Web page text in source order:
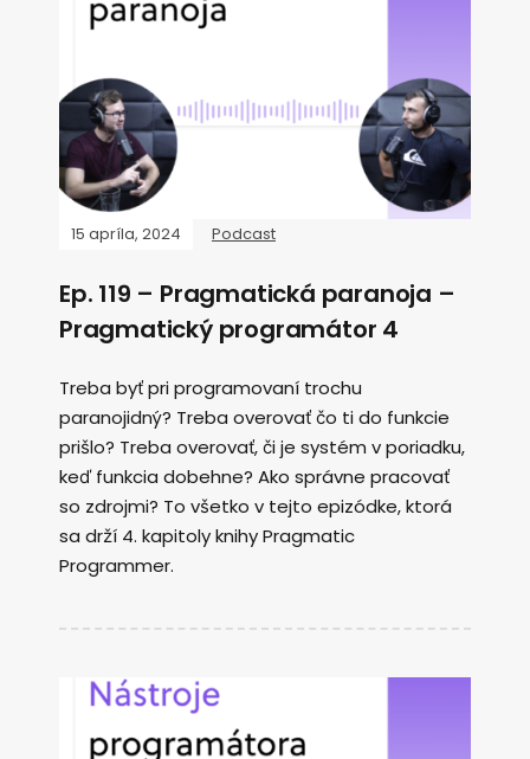
15 apríla, 2024 Podcast
Ep. 119 – Pragmatická paranoja –
Pragmatický programátor 4
Treba byť pri programovaní trochu
paranojidný? Treba overovať čo ti do funkcie
prišlo? Treba overovať, či je systém v poriadku,
keď funkcia dobehne? Ako správne pracovať
so zdrojmi? To všetko v tejto epizódke, ktorá
sa drží 4. kapitoly knihy Pragmatic
Programmer.